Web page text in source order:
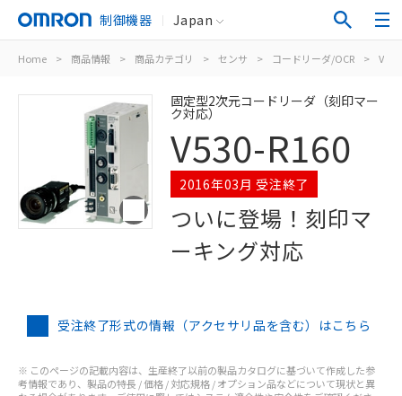
制御機器 Japan
Home > 商品情報 > 商品カテゴリ > センサ > コードリーダ/OCR >
固定型2次元コードリーダ（刻印マー
ク対応）
V530-R160
2016年03月 受注終了
ついに登場！刻印マ
ーキング対応
受注終了形式の情報（アクセサリ品を含む）はこちら
※ このページの記載内容は、生産終了以前の製品カタログに基づいて作成した参
考情報であり、製品の特長 / 価格 / 対応規格 / オプション品などについて現状と異